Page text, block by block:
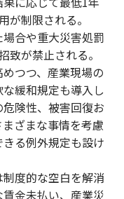
が制限される。
合や重大災害処罰
致が禁止される。
つつ、産業現場の
緩和規定も導入し
険性、被害回復お
ざまな事情を考慮
る例外規定も設け
度的な空白を解消
金未払い、産業災